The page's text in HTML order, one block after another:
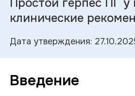
Простой герпес ПГ у
клинические
Дата утверждения:
Введение